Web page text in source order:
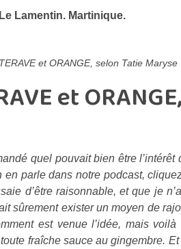
Lamentin. Martinique.
et ORANGE, selon Tatie Maryse
et ORANGE,
quel pouvait bien être l’intérêt
parle dans notre podcast,
d’être raisonnable, et que je
sûrement exister un moyen de
est venue l’idée, mais voilà
fraîche sauce au gingembre. Et